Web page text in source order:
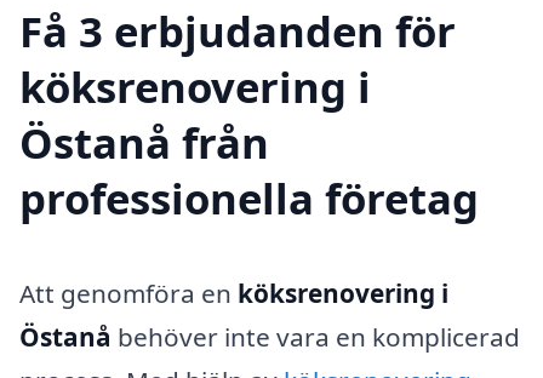
Få 3 erbjudanden för
köksrenovering i
Östanå från
professionella företag
Att genomföra en köksrenovering i
Östanå behöver inte vara en komplicerad